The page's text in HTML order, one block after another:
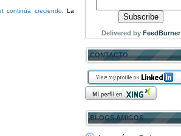
continúa creciendo . La
Delivered by FeedBurner
CONTACTO
BLOGS AMIGOS